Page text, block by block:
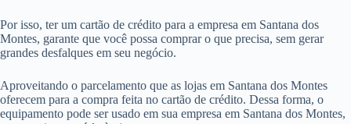
Por isso, ter um cartão de crédito para a empresa em Santana dos
Montes, garante que você possa comprar o que precisa, sem gerar
grandes desfalques em seu negócio.
Aproveitando o parcelamento que as lojas em Santana dos Montes
oferecem para a compra feita no cartão de crédito. Dessa forma, o
equipamento pode ser usado em sua empresa em Santana dos Montes,